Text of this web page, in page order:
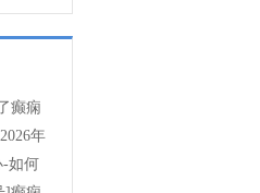
癫痫
年
意什
-如何